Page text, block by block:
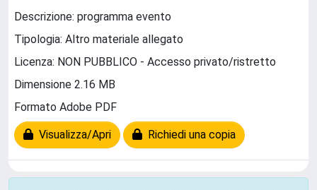
Descrizione: programma evento
Tipologia: Altro materiale allegato
Licenza: NON PUBBLICO - Accesso privato/ristretto
Dimensione 2.16 MB
Formato Adobe PDF
Visualizza/Apri Richiedi una copia